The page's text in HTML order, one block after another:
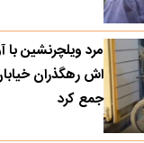
مرد ویلچرنشین با
اش رهگذران
جمع کرد